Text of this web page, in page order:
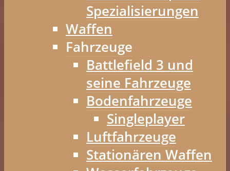
Spezialisierungen
Waffen
Fahrzeuge
Battlefield 3 und
seine Fahrzeuge
Bodenfahrzeuge
Singleplayer
Luftfahrzeuge
Stationären Waffen